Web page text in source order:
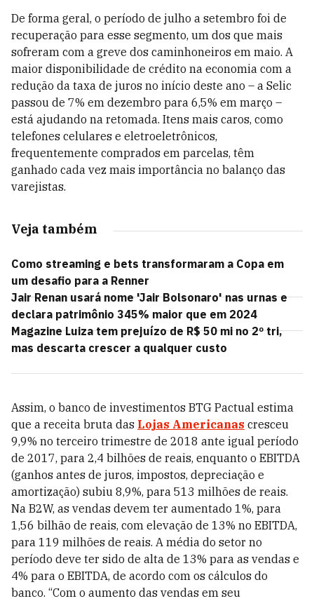
De forma geral, o período de julho a setembro foi de
recuperação para esse segmento, um dos que mais
sofreram com a greve dos caminhoneiros em maio. A
maior disponibilidade de crédito na economia com a
redução da taxa de juros no início deste ano – a Selic
passou de 7% em dezembro para 6,5% em março –
está ajudando na retomada. Itens mais caros, como
telefones celulares e eletroeletrônicos,
frequentemente comprados em parcelas, têm
ganhado cada vez mais importância no balanço das
varejistas.
Veja também
Como streaming e bets transformaram a Copa em
um desafio para a Renner
Jair Renan usará nome 'Jair Bolsonaro' nas urnas e
declara patrimônio 345% maior que em 2024
Magazine Luiza tem prejuízo de R$ 50 mi no 2º tri,
mas descarta crescer a qualquer custo
Assim, o banco de investimentos BTG Pactual estima
que a receita bruta das Lojas Americanas cresceu
9,9% no terceiro trimestre de 2018 ante igual período
de 2017, para 2,4 bilhões de reais, enquanto o EBITDA
(ganhos antes de juros, impostos, depreciação e
amortização) subiu 8,9%, para 513 milhões de reais.
Na B2W, as vendas devem ter aumentado 1%, para
1,56 bilhão de reais, com elevação de 13% no EBITDA,
para 119 milhões de reais. A média do setor no
período deve ter sido de alta de 13% para as vendas e
4% para o EBITDA, de acordo com os cálculos do
banco. “Com o aumento das vendas em seu